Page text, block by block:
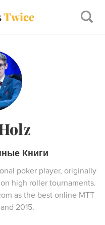
Twice
Книги
poker player, originally
high roller tournaments.
as the best online MTT
2015.